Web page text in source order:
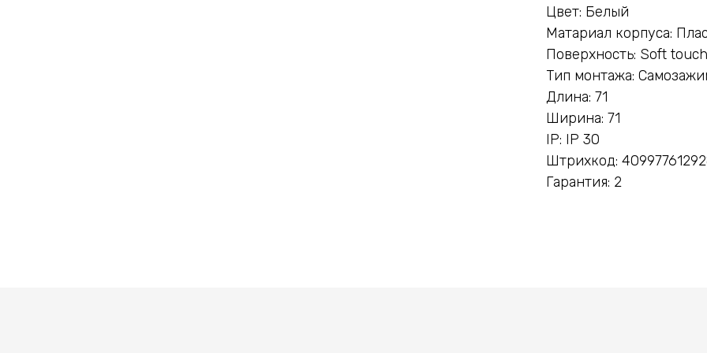
Цвет: Белый
Матариал корпуса:
Поверхность: Soft touch
Тип монтажа:
Длина: 71
Ширина: 71
IP: IP 30
Штрихкод:
Гарантия: 2